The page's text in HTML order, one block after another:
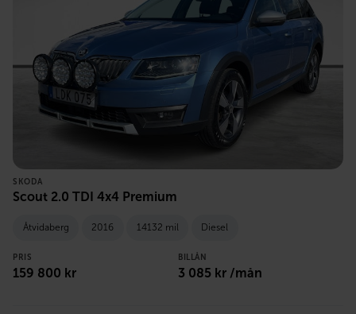
SKODA
Scout 2.0 TDI 4x4 Premium
Åtvidaberg 2016 14132 mil Diesel
PRIS
159 800 kr
BILLÅN
3 085 kr /mån